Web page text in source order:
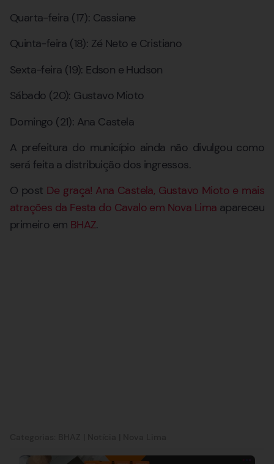
Quarta-feira (17): Cassiane
Quinta-feira (18): Zé Neto e Cristiano
Sexta-feira (19): Edson e Hudson
Sábado (20): Gustavo Mioto
Domingo (21): Ana Castela
A prefeitura do município ainda não divulgou como
será feita a distribuição dos ingressos.
O post De graça! Ana Castela, Gustavo Mioto e mais
atrações da Festa do Cavalo em Nova Lima apareceu
primeiro em BHAZ.